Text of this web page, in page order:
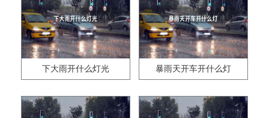
下大雨开什么灯光 暴雨天开车开什么灯